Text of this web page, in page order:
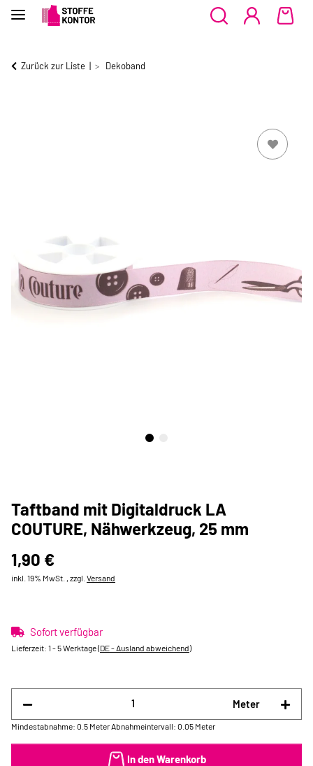
Zurück zur Liste Dekoband
Taftband mit Digitaldruck LA
COUTURE, Nähwerkzeug, 25 mm
1,90 €
inkl. 19% MwSt. , zzgl. Versand
Sofort verfügbar
Lieferzeit: 1 - 5 Werktage(DE - Ausland abweichend)
Meter
Mindestabnahme: 0.5 Meter Abnahmeintervall: 0.05 Meter
In den Warenkorb